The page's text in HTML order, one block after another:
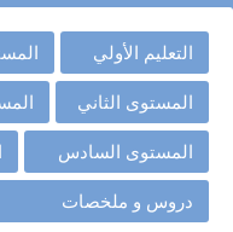
التعليم الأولي
المستوى الثاني
المستوى السادس
دروس و ملخصات